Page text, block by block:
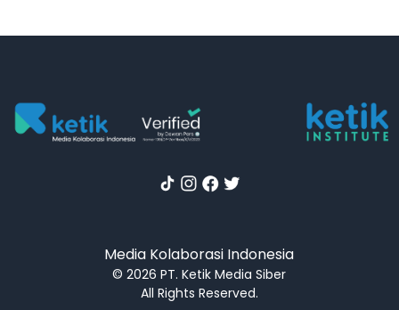
Media Kolaborasi Indonesia
© 2026 PT. Ketik Media Siber
All Rights Reserved.